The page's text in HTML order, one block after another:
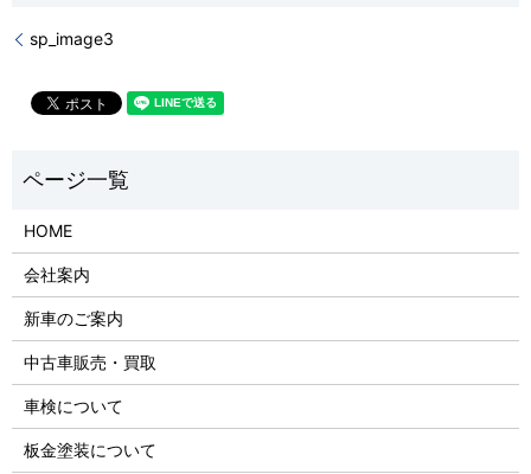
sp_image3
HOME
会社案内
新車のご案内
中古車販売・買取
車検について
板金塗装について